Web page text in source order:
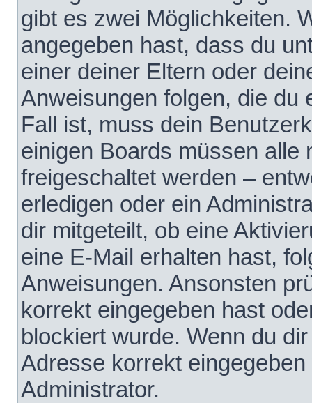
gibt es zwei Möglichkeiten.
angegeben hast, dass du
einer deiner Eltern oder
Anweisungen folgen, die du
Fall ist, muss dein
einigen Boards müssen alle
freigeschaltet werden –
erledigen oder ein
dir mitgeteilt, ob eine
eine E-Mail erhalten hast,
Anweisungen. Ansonsten
korrekt eingegeben hast
blockiert wurde. Wenn du
Adresse korrekt
Administrator.